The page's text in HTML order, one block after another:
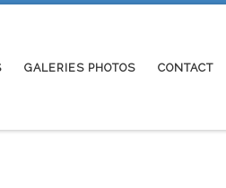
GALERIES PHOTOS CONTACT